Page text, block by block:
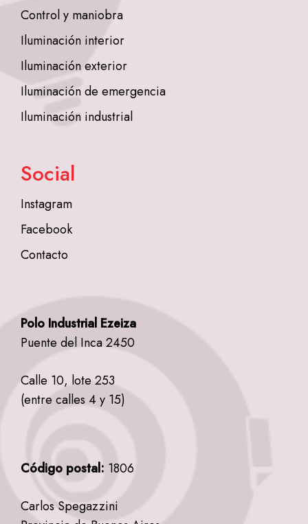
Control y maniobra
Iluminación interior
Iluminación exterior
Iluminación de emergencia
Iluminación industrial
Social
Instagram
Facebook
Contacto
Polo Industrial Ezeiza
Puente del Inca 2450
Calle 10, lote 253
(entre calles 4 y 15)
Código postal: 1806
Carlos Spegazzini